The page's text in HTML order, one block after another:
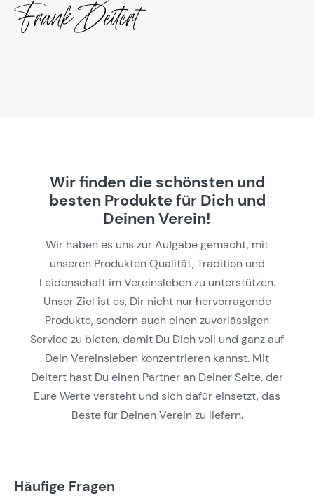
Wir finden die schönsten und
besten Produkte für Dich und
Deinen Verein!
Wir haben es uns zur Aufgabe gemacht, mit
unseren Produkten Qualität, Tradition und
Leidenschaft im Vereinsleben zu unterstützen.
Unser Ziel ist es, Dir nicht nur hervorragende
Produkte, sondern auch einen zuverlässigen
Service zu bieten, damit Du Dich voll und ganz auf
Dein Vereinsleben konzentrieren kannst. Mit
Deitert hast Du einen Partner an Deiner Seite, der
Eure Werte versteht und sich dafür einsetzt, das
Beste für Deinen Verein zu liefern.
Häufige Fragen